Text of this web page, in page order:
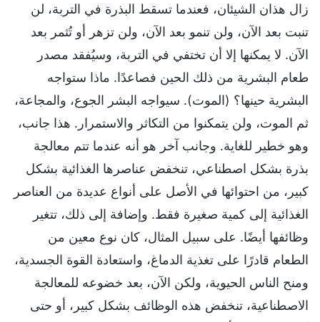
زال هذان الشيئان، فعندما تسقط البذرة في التربة، لن
تنبت بعد الآن، ولن تنمو بعد الآن، ولن تزهر أو تُثمر بعد
الآن. لا يمكنها إلا أن تختفي في التربة، وسيُفقد مصدر
طعام البشرية من ذلك الحين فصاعدًا. ماذا ستواجه
البشرية حينها؟ (الموت). سيواجه البشر الجوع، والمجاعة،
ثم الموت، ولن يتمكنوا من التكاثر والاستمرار. هذا جانب،
وهو خطير للغاية. وجانب آخر هو أنه عندما تتم معالجة
بذرة بشكل اصطناعي، تنخفض عناصرها الغذائية بشكل
كبير، من احتوائها في الأصل على أنواع عديدة من العناصر
الغذائية إلى كمية صغيرة فقط. وإضافة إلى ذلك، تتغير
وظائفها أيضًا. على سبيل المثال، كان نوع معين من
الطعام قادرًا على تغذية الدماغ، واستعادة القوة الجسدية،
ومنح الناس الحيوية، ولكن الآن، بعد خضوعه للمعالجة
الاصطناعية، تنخفض هذه الوظائف بشكل كبير، أو حتى